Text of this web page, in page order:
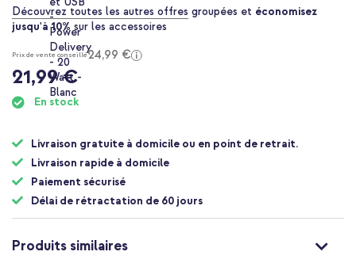
Découvrez toutes les autres offres groupées et économisez
jusqu'à 10% sur les accessoires
Prix de vente conseillé24,99 €
21,99 €
En stock
Livraison gratuite à domicile ou en point de retrait.
Livraison rapide à domicile
Paiement sécurisé
Délai de rétractation de 60 jours
Produits similaires